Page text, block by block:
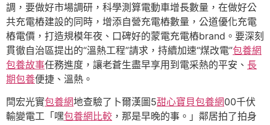
調，要做好市場調研，科學測算電動車增長數量，在做好公
共充電樁建設的同時，增添自營充電樁數量，公道優化充電
樁電價，打造規模年夜、口碑好的蒙電充電樁brand。要深刻
貫徹自治區提出的“溫熱工程”請求，持續加速“煤改電”包養網
包養故事任務進度，讓老蒼生盡早享用到電采熱的平安、 長
期包養便捷、溫熱。
閆宏光實包養網地查驗了卜爾漢圖5甜心寶貝包養網00千伏
輸變電工「嘿包養網比較 ，那是早晚的事。」鄰居拍了拍身